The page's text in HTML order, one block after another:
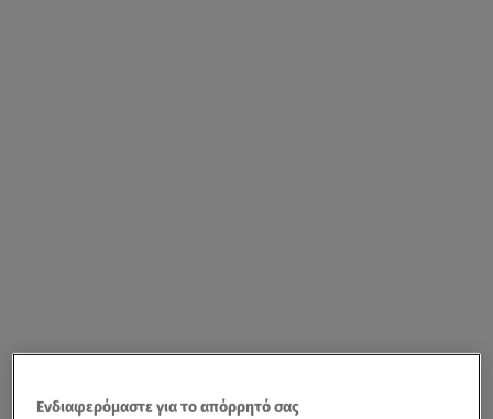
Ενδιαφερόμαστε για το απόρρητό σας